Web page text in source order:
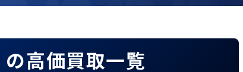
の高価買取一覧